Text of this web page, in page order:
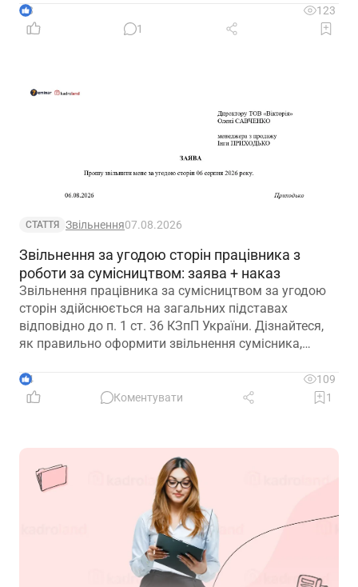
3
123
1
СТАТТЯ Звільнення07.08.2026
Звільнення за угодою сторін працівника з
роботи за сумісництвом: заява + наказ
Звільнення працівника за сумісництвом за угодою
сторін здійснюється на загальних підставах
відповідно до п. 1 ст. 36 КЗпП України. Дізнайтеся,
як правильно оформити звільнення сумісника,
зафіксувати домовленість між працівником і
роботодавцем.
4
109
Коментувати
1